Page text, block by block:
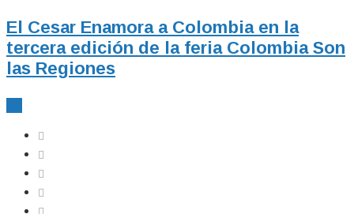
El Cesar Enamora a Colombia en la
tercera edición de la feria Colombia Son
las Regiones